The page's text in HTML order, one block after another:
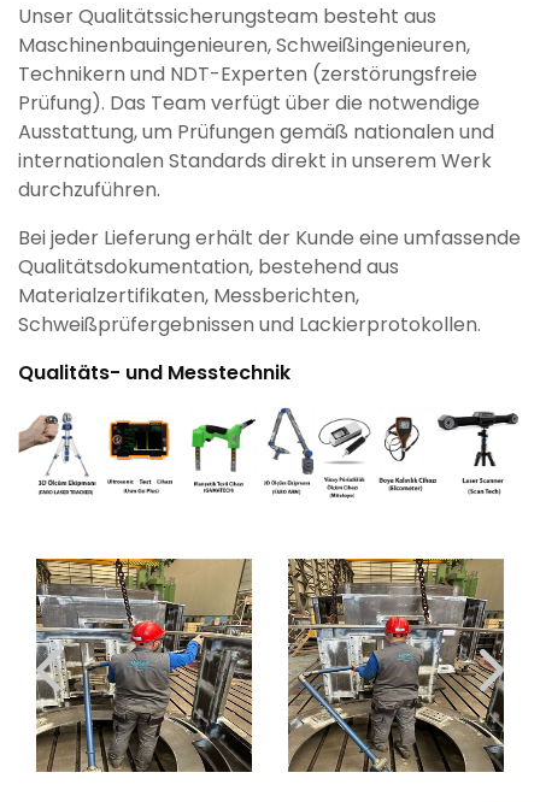
Unser Qualitätssicherungsteam besteht aus
Maschinenbauingenieuren, Schweißingenieuren,
Technikern und NDT-Experten (zerstörungsfreie
Prüfung). Das Team verfügt über die notwendige
Ausstattung, um Prüfungen gemäß nationalen und
internationalen Standards direkt in unserem Werk
durchzuführen.
Bei jeder Lieferung erhält der Kunde eine umfassende
Qualitätsdokumentation, bestehend aus
Materialzertifikaten, Messberichten,
Schweißprüfergebnissen und Lackierprotokollen.
Qualitäts- und Messtechnik